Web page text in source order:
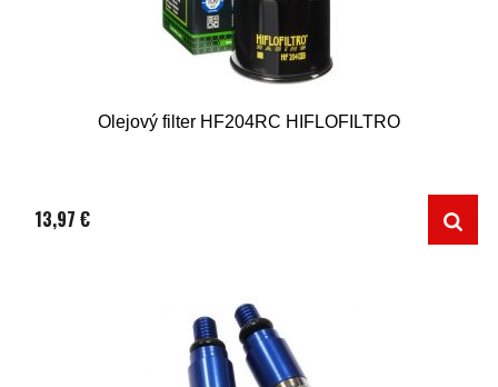
Olejový filter HF204RC HIFLOFILTRO
13,97 €